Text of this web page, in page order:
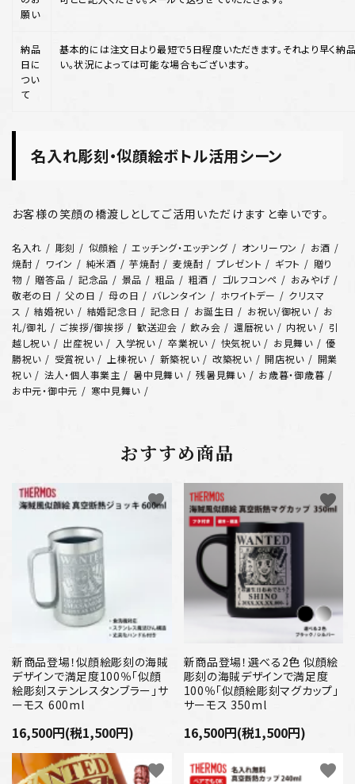
願い
納品
日に
つい
て
基本的には注文日より最短で5日程度いただきます。それより早く
い。状況によっては可能な場合もございます。
名入れ彫刻・似顔絵ボトル活用シーン
お客様の笑顔の橋渡しとしてご活用いただけますと幸いです。
名入れ 彫刻 似顔絵 エッチング・エッヂング オンリーワン
お酒
焼酎
ワイン 純米酒 芋焼酎 麦焼酎 プレゼント ギフト
贈り
物
贈答品 記念品 景品 粗品 粗酒 ゴルフコンペ
おみやげ
敬老の日
父の日 母の日 バレンタイン ホワイトデー
クリスマ
ス
結婚祝い 結婚記念日 記念日 お誕生日 お祝い/御祝い
お
礼/御礼
ご挨拶/御挨拶 歓送迎会 飲み会 還暦祝い 内祝い
引
越し祝い
出産祝い 入学祝い 卒業祝い 快気祝い お見舞い
優
勝祝い
受賞祝い 上棟祝い 新築祝い 改築祝い 開店祝い
開業
祝い
法人・個人事業主 暑中見舞い 残暑見舞い
お歳暮・御歳暮
お中元・御中元
寒中見舞い
おすすめ商品
新商品登場！似顔絵彫刻の海賊
デザインで満足度100％「似顔
絵彫刻ステンレスタンブラー」サ
ーモス 600ml
16,500円(税1,500円)
favorite
新商品登場！選べる2色 似顔絵
彫刻の海賊デザインで満足度
100％「似顔絵彫刻マグカップ」
サーモス 350ml
16,500円(税1,500円)
favorite
favorite favorite